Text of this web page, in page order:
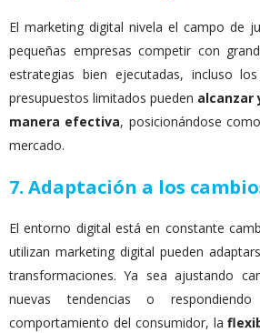
El marketing digital nivela el campo de
pequeñas empresas competir con
estrategias bien ejecutadas, incluso
presupuestos limitados pueden alcanzar
manera efectiva, posicionándose
mercado.
7. Adaptación a los
El entorno digital está en constante
utilizan marketing digital pueden
transformaciones. Ya sea ajustando
nuevas tendencias o
comportamiento del consumidor, la